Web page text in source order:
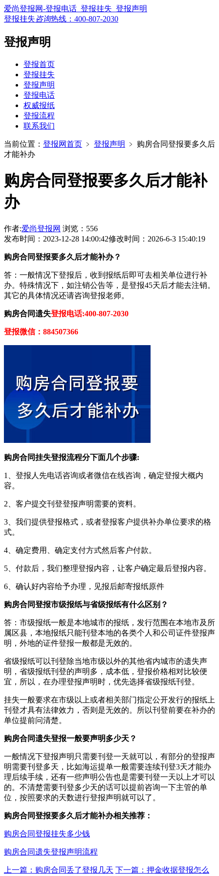
爱尚登报网-登报电话_登报挂失_登报声明
登报挂失咨询热线： 400-807-2030
登报声明
登报首页
登报挂失
登报声明
登报电话
权威报纸
登报流程
联系我们
当前位置： 登报网首页 ﹥ 登报声明 ﹥ 购房合同登报要多久后
才能补办
购房合同登报要多久后才能补
办
作者:爱尚登报网 浏览：556
发布时间：2023-12-28 14:00:42修改时间：2026-6-3 15:40:19
购房合同登报要多久后才能补办？
答：一般情况下登报后，收到报纸后即可去相关单位进行补
办。特殊情况下，如注销公告等，是登报45天后才能去注销。
其它的具体情况还请咨询登报老师。
购房合同遗失登报电话:400-807-2030
登报微信：884507366
购房合同挂失登报流程分下面几个步骤:
1、登报人先电话咨询或者微信在线咨询，确定登报大概内
容。
2、客户提交刊登登报声明需要的资料。
3、我们提供登报格式，或者登报客户提供补办单位要求的格
式。
4、确定费用、确定支付方式然后客户付款。
5、付款后，我们整理登报内容，让客户确定最后登报内容。
6、确认好内容给予办理，见报后邮寄报纸原件
购房合同登报市级报纸与省级报纸有什么区别？
答：市级报纸一般是本地城市的报纸，发行范围在本地市及所
属区县，本地报纸只能刊登本地的各类个人和公司证件登报声
明，外地的证件登报一般都是无效的。
省级报纸可以刊登除当地市级以外的其他省内城市的遗失声
明，省级报纸刊登的声明多，成本低，登报价格相对比较便
宜，所以，在办理登报声明时，优先选择省级报纸刊登。
挂失一般要求在市级以上或者相关部门指定公开发行的报纸上
刊登才具有法律效力，否则是无效的。所以刊登前要在补办的
单位提前问清楚。
购房合同遗失登报一般要声明多少天？
一般情况下登报声明只需要刊登一天就可以，有部分的登报声
明需要刊登多天，比如海运提单一般需要连续刊登3天才能办
理后续手续，还有一些声明公告也是需要刊登一天以上才可以
的。不清楚需要刊登多少天的话可以提前咨询一下主管的单
位，按照要求的天数进行登报声明就可以了。
购房合同登报要多久后才能补办相关推荐：
购房合同登报挂失多少钱
购房合同遗失登报声明流程
上一篇：购房合同丢了登报几天 下一篇：押金收据登报怎么